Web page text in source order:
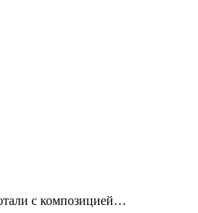
с композицией…